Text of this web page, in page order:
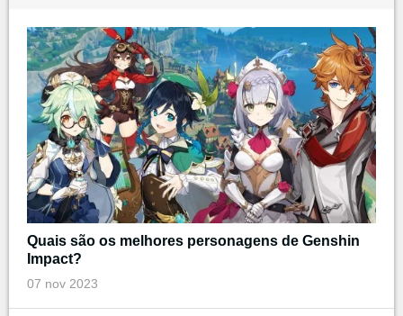
Quais são os melhores personagens de Genshin
Impact?
07 nov 2023